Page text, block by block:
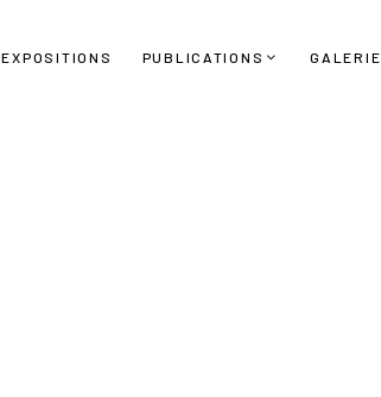
EXPOSITIONS PUBLICATIONS GALERIE